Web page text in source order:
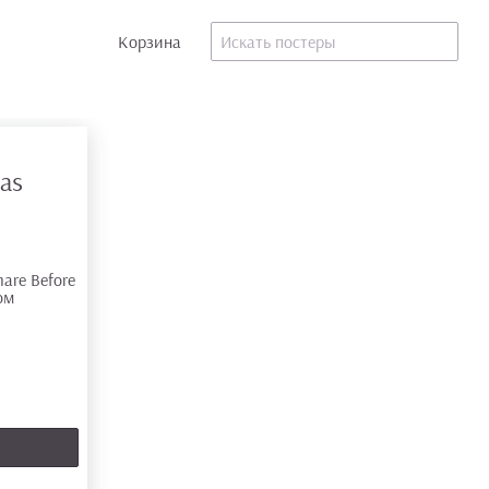
Корзина